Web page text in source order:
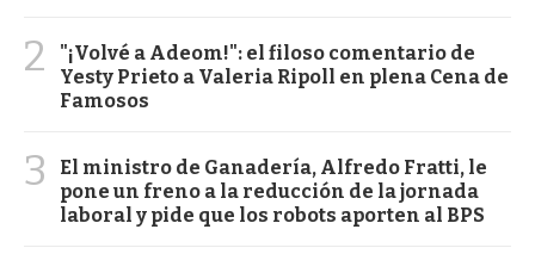
2
"¡Volvé a Adeom!": el filoso comentario de
Yesty Prieto a Valeria Ripoll en plena Cena de
Famosos
3
El ministro de Ganadería, Alfredo Fratti, le
pone un freno a la reducción de la jornada
laboral y pide que los robots aporten al BPS